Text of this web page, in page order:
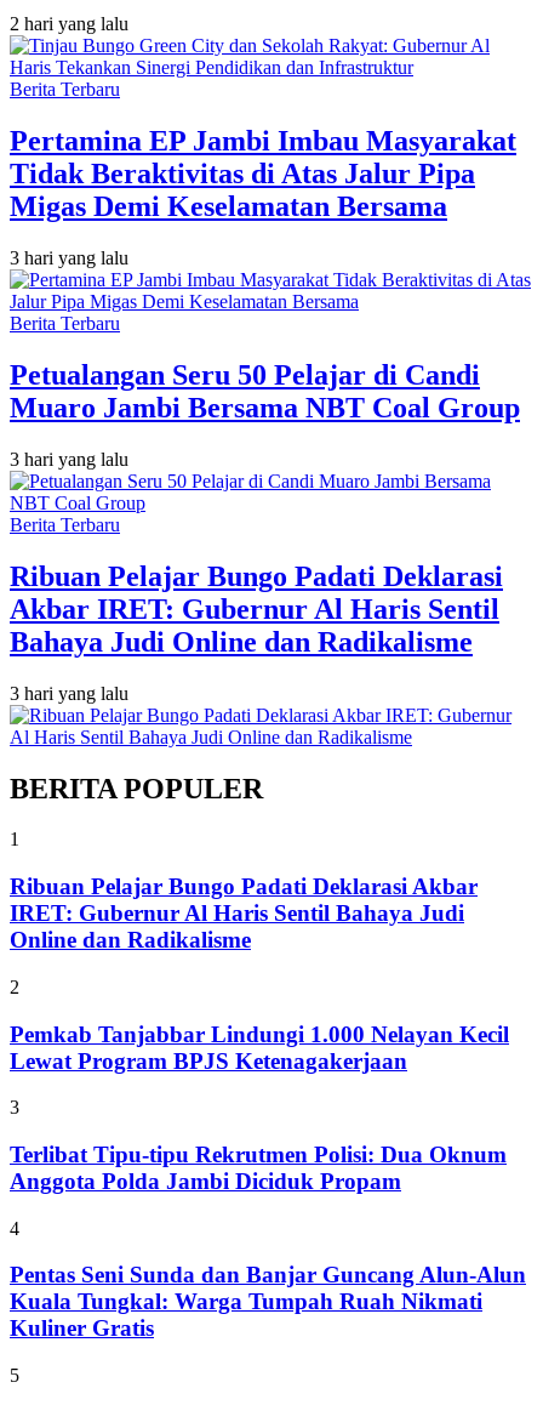
2 hari yang lalu
Berita Terbaru
Pertamina EP Jambi Imbau Masyarakat
Tidak Beraktivitas di Atas Jalur Pipa
Migas Demi Keselamatan Bersama
3 hari yang lalu
Berita Terbaru
Petualangan Seru 50 Pelajar di Candi
Muaro Jambi Bersama NBT Coal Group
3 hari yang lalu
Berita Terbaru
Ribuan Pelajar Bungo Padati Deklarasi
Akbar IRET: Gubernur Al Haris Sentil
Bahaya Judi Online dan Radikalisme
3 hari yang lalu
BERITA POPULER
1
Ribuan Pelajar Bungo Padati Deklarasi Akbar
IRET: Gubernur Al Haris Sentil Bahaya Judi
Online dan Radikalisme
2
Pemkab Tanjabbar Lindungi 1.000 Nelayan Kecil
Lewat Program BPJS Ketenagakerjaan
3
Terlibat Tipu-tipu Rekrutmen Polisi: Dua Oknum
Anggota Polda Jambi Diciduk Propam
4
Pentas Seni Sunda dan Banjar Guncang Alun-Alun
Kuala Tungkal: Warga Tumpah Ruah Nikmati
Kuliner Gratis
5